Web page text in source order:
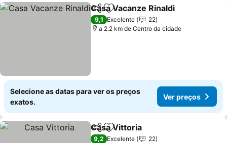
PartilharAdicionar aos favoritos
Casa Vacanze Rinaldi
9,1 Excelente
22
a 2.2 km de Centro da cidade
Selecione as datas para ver os preços
exatos.
Ver preços
PartilharAdicionar aos favoritos
Casa Vittoria
9,2 Excelente
22